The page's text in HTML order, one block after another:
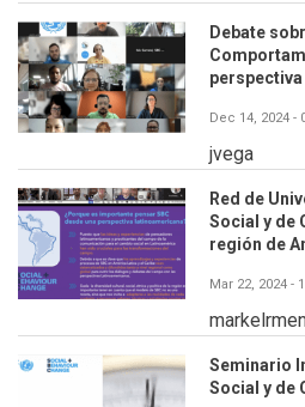
Debate
Dec 14, 2024 -
jvega
Red de
Social y de
región de
Mar 22, 2024 -
Seminario
Social y de